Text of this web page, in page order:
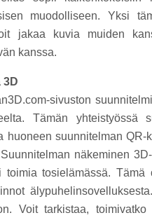
muodolliseen. Yksi
jakaa kuvia muiden
kanssa.
3D
sivuston
Tämän yhteistyössä
huoneen suunnitelman
näkeminen
toimia tosielämässä.
Voit tarkistaa,